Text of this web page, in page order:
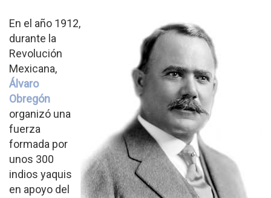
En el año 1912,
durante la
Revolución
Mexicana,
Álvaro
Obregón
organizó una
fuerza
formada por
unos 300
indios yaquis
en apoyo del